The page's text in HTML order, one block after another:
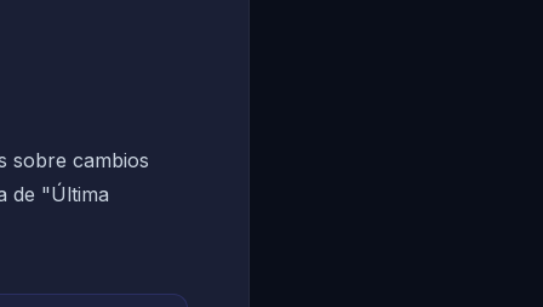
sobre cambios
de "Última